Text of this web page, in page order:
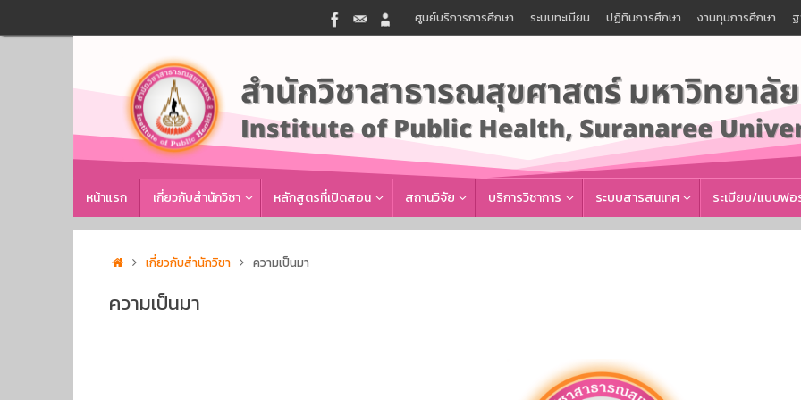
to
ศูนย์บริการการศึกษา ระบบทะเบียน ปฏิทินการศึกษา งานทุนการศึกษา
หน้าแรก เกี่ยวกับสำนักวิชา หลักสูตรที่เปิดสอน สถานวิจัย บริการวิชาการ ระบบสารสนเทศ ระเบียบ/แบบฟอ
Homeเกี่ยวกับสำนักวิชา ความเป็นมา
ความเป็นมา